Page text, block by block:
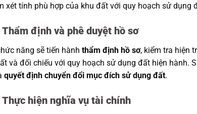
xét tính phù hợp của khu đất với quy hoạch sử dụng
định và phê duyệt hồ sơ
năng sẽ tiến hành thẩm định hồ sơ, kiểm tra hiện
và đối chiếu với quy hoạch sử dụng đất hiện hành.
quyết định chuyển đổi mục đích sử dụng đất.
hiện nghĩa vụ tài chính